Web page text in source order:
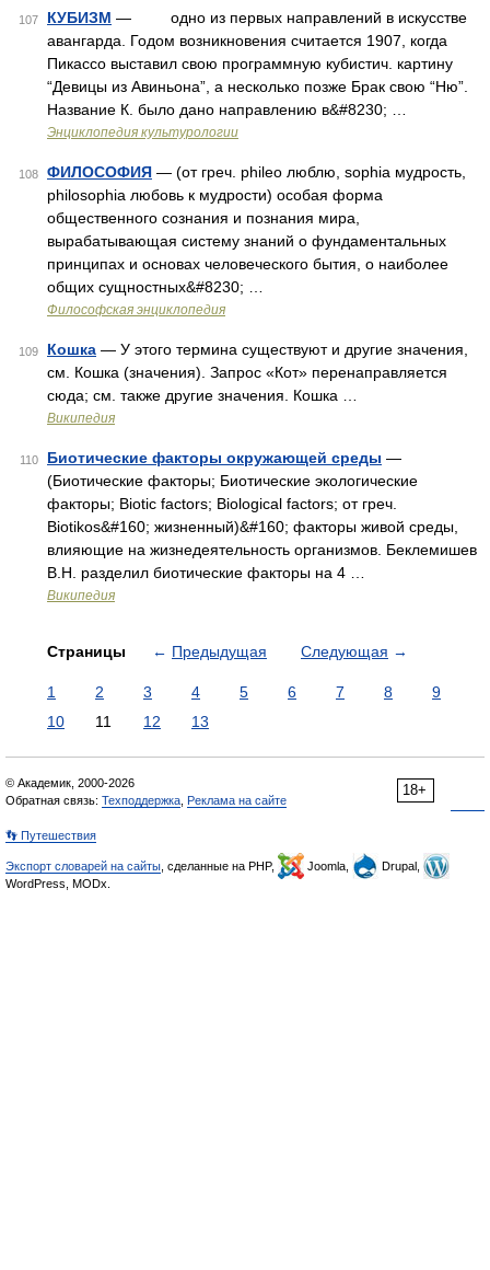
107 КУБИЗМ — одно из первых направлений в искусстве
авангарда. Годом возникновения считается 1907, когда
Пикассо выставил свою программную кубистич. картину
“Девицы из Авиньона”, а несколько позже Брак свою “Ню”.
Название К. было дано направлению в&#8230; …
Энциклопедия культурологии
108 ФИЛОСОФИЯ — (от греч. phileo люблю, sophia мудрость,
philosophia любовь к мудрости) особая форма
общественного сознания и познания мира,
вырабатывающая систему знаний о фундаментальных
принципах и основах человеческого бытия, о наиболее
общих сущностных&#8230; …
Философская энциклопедия
109 Кошка — У этого термина существуют и другие значения,
см. Кошка (значения). Запрос «Кот» перенаправляется
сюда; см. также другие значения. Кошка …
Википедия
110 Биотические факторы окружающей среды —
(Биотические факторы; Биотические экологические
факторы; Biotic factors; Biological factors; от греч.
Biotikos&#160; жизненный)&#160; факторы живой среды,
влияющие на жизнедеятельность организмов. Беклемишев
В.Н. разделил биотические факторы на 4 …
Википедия
Страницы ← Предыдущая Следующая →
1 2 3 4 5 6 7 8
9
10
11 12 13
18+
© Академик, 2000-2026
Обратная связь: Техподдержка Реклама на сайте
👣 Путешествия
Экспорт словарей на сайты , сделанные на PHP, Joomla,
Drupal,
WordPress, MODx.